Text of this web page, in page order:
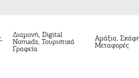
Διαμονή, Digital
Nomads, Τουριστικά
Γραφεία
Αμάξια,
Μεταφορές